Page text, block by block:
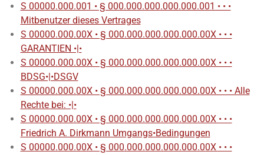
S 00000.000.001 • § 000.000.000.000.000.001 • • •
Mitbenutzer dieses Vertrages
S 00000.000.00X • § 000.000.000.000.000.00X • • •
GARANTIEN •|•
S 00000.000.00X • § 000.000.000.000.000.00X • • •
BDSG•|•DSGV
S 00000.000.00X • § 000.000.000.000.000.00X • • • Alle
Rechte bei: •|•
S 00000.000.00X • § 000.000.000.000.000.00X • • •
Friedrich A. Dirkmann Umgangs•Bedingungen
S 00000.000.00X • § 000.000.000.000.000.00X • • •